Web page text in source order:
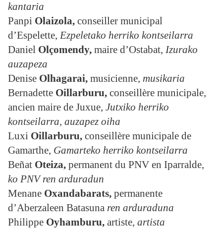
kantaria
Panpi Olaizola, conseiller municipal
d’Espelette, Ezpeletako herriko kontseilarra
Daniel Olçomendy, maire d’Ostabat, Izurako
auzapeza
Denise Olhagarai, musicienne, musikaria
Bernadette Oillarburu, conseillère municipale,
ancien maire de Juxue, Jutxiko herriko
kontseilarra, auzapez oiha
Luxi Oillarburu, conseillère municipale de
Gamarthe, Gamarteko herriko kontseilarra
Beñat Oteiza, permanent du PNV en Iparralde,
ko PNV ren arduradun
Menane Oxandabarats, permanente
d’Aberzaleen Batasuna ren arduraduna
Philippe Oyhamburu, artiste, artista